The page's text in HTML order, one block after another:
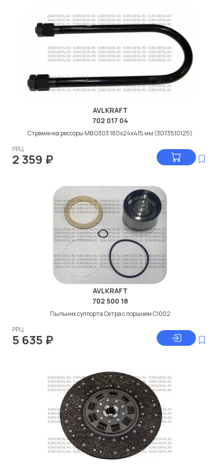
AVLKRAFT
702 017 04
Стремянка рессоры МВ О303 180x24x415 мм (3073510125)
РРЦ
2 359 ₽
AVLKRAFT
702 500 18
Пыльник суппорта Сетра с поршнем C1002
РРЦ
5 635 ₽